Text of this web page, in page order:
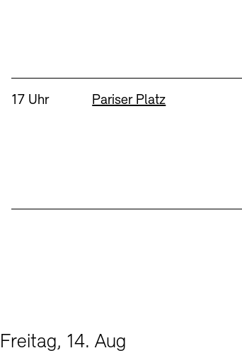
Uhrzeit:
17 Uhr Standort
Pariser Platz
Freitag, 14. Aug